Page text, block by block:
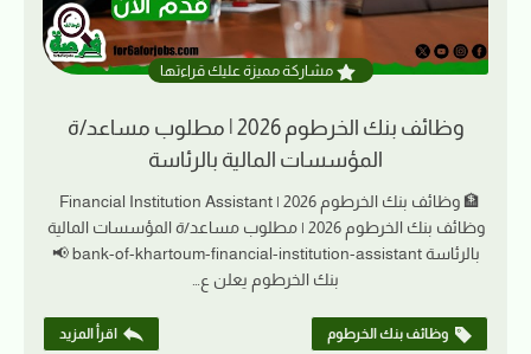
مشاركة مميزة عليك قراءتها
وظائف بنك الخرطوم 2026 | مطلوب مساعد/ة
المؤسسات المالية بالرئاسة
وظائف بنك الخرطوم 2026 | مطلوب مساعد/ة المؤسسات المالية
بالرئاسة bank-of-khartoum-financial-institution-assistant 📢
بنك الخرطوم يعلن ع…
وظائف بنك الخرطوم اقرأ المزيد